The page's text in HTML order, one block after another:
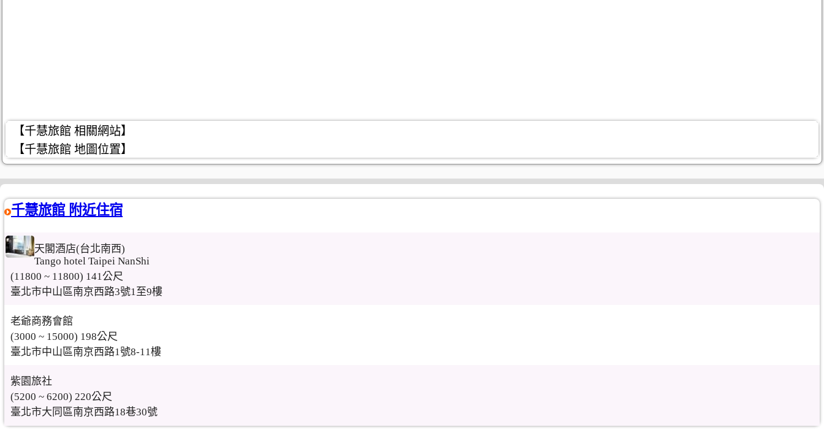
【千慧旅館 相關網站】
【千慧旅館 地圖位置】
千慧旅館 附近住宿
天閣酒店(台北南西)
Tango hotel Taipei NanShi
(11800 ~ 11800) 141公尺
臺北市中山區南京西路3號1至9樓
老爺商務會館
(3000 ~ 15000) 198公尺
臺北市中山區南京西路1號8-11樓
紫園旅社
(5200 ~ 6200) 220公尺
臺北市大同區南京西路18巷30號